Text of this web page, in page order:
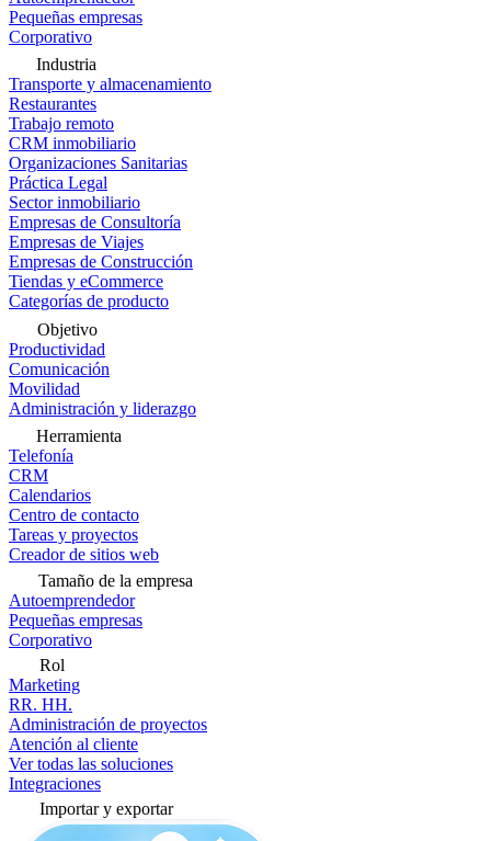
Pequeñas empresas
Corporativo
Industria
Transporte y almacenamiento
Restaurantes
Trabajo remoto
CRM inmobiliario
Organizaciones Sanitarias
Práctica Legal
Sector inmobiliario
Empresas de Consultoría
Empresas de Viajes
Empresas de Construcción
Tiendas y eCommerce
Categorías de producto
Objetivo
Productividad
Comunicación
Movilidad
Administración y liderazgo
Herramienta
Telefonía
CRM
Calendarios
Centro de contacto
Tareas y proyectos
Creador de sitios web
Tamaño de la empresa
Autoemprendedor
Pequeñas empresas
Corporativo
Rol
Marketing
RR. HH.
Administración de proyectos
Atención al cliente
Ver todas las soluciones
Integraciones
Importar y exportar